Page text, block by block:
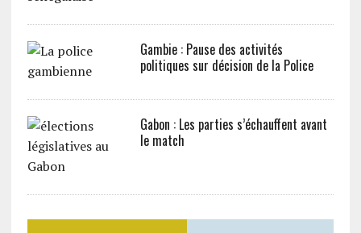
Gambie : Pause des activités
politiques sur décision de la Police
Gabon : Les parties s’échauffent avant
le match